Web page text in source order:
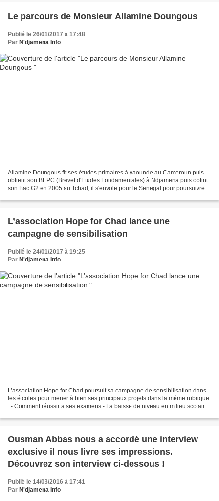
Le parcours de Monsieur Allamine Doungous
Publié le 26/01/2017 à 17:48
Par N'djamena Info
Allamine Doungous fit ses études primaires à yaounde au Cameroun puis
obtient son BEPC (Brevet d'Etudes Fondamentales) à Ndjamena puis obtint
son Bac G2 en 2005 au Tchad, il s'envole pour le Senegal pour poursuivre
L’association Hope for Chad lance une
campagne de sensibilisation
Publié le 24/01/2017 à 19:25
Par N'djamena Info
L’association Hope for Chad poursuit sa campagne de sensibilisation dans
les é coles pour mener à bien ses principaux projets dans la même rubrique
: - Comment réussir a ses examens - La baisse de niveau en milieu scolaire
Ousman Abbas nous a accordé une interview
exclusive il nous livre ses impressions.
Découvrez son interview ci-dessous !
Publié le 14/03/2016 à 17:41
Par N'djamena Info